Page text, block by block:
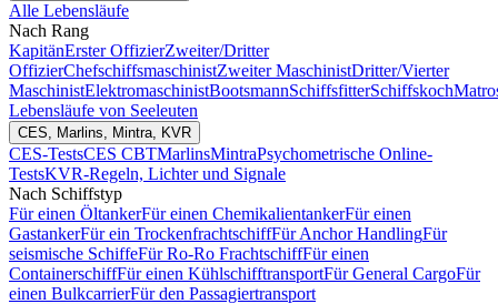
Alle Lebensläufe
Nach Rang
KapitänErster OffizierZweiter/Dritter
OffizierChefschiffsmaschinistZweiter MaschinistDritter/Vierter
MaschinistElektromaschinistBootsmannSchiffsfitterSchiffskoch
Lebensläufe von Seeleuten
CES, Marlins, Mintra, KVR
CES-TestsCES CBTMarlinsMintraPsychometrische Online-
TestsKVR-Regeln, Lichter und Signale
Nach Schiffstyp
Für einen ÖltankerFür einen ChemikalientankerFür einen
GastankerFür ein TrockenfrachtschiffFür Anchor HandlingFür
seismische SchiffeFür Ro-Ro FrachtschiffFür einen
ContainerschiffFür einen KühlschifftransportFür General CargoFür
einen BulkcarrierFür den Passagiertransport